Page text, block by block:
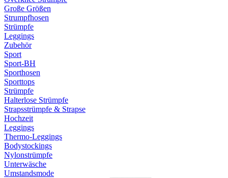
Große Größen
Strumpfhosen
Strümpfe
Leggings
Zubehör
Sport
Sport-BH
Sporthosen
Sporttops
Strümpfe
Halterlose Strümpfe
Strapsstrümpfe & Strapse
Hochzeit
Leggings
Thermo-Leggings
Bodystockings
Nylonstrümpfe
Unterwäsche
Umstandsmode